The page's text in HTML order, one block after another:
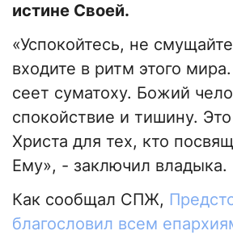
истине Своей.
«Успокойтесь, не
входите в ритм этого
сеет суматоху. Божий
спокойствие и тишину.
Христа для тех, кто
Ему», - заключил владыка.
Как сообщал СПЖ,
благословил всем